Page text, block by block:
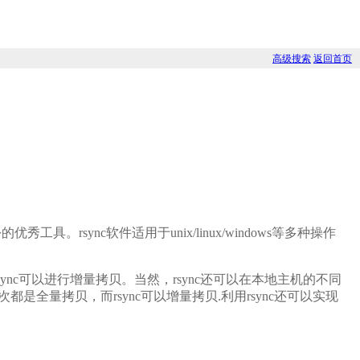
高级搜索 返回首页
优秀工具。rsync软件适用于unix/linux/windows等多种操作
可以进行增量拷贝。当然，rsync还可以在本地主机的不同
是全量拷贝，而rsync可以增量拷贝.利用rsync还可以实现